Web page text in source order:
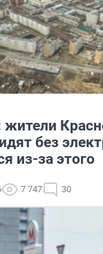
жители
без
из-за этого
7 747 30